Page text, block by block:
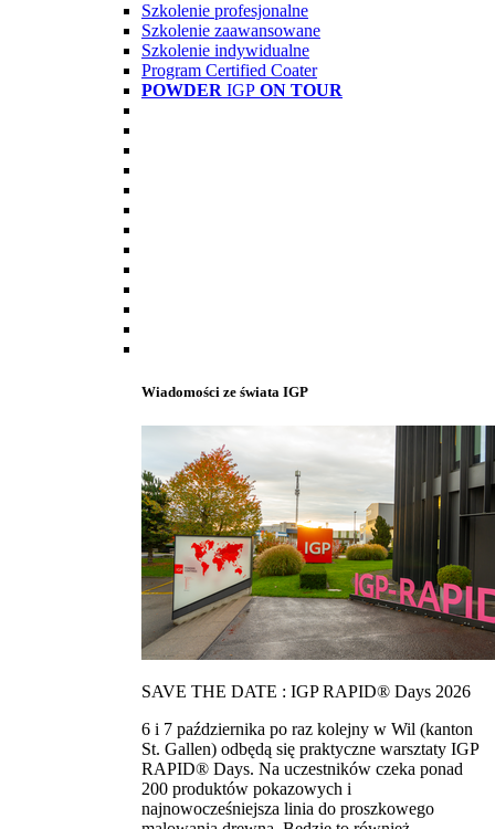
Szkolenie profesjonalne
Szkolenie zaawansowane
Szkolenie indywidualne
Program Certified Coater
POWDER IGP ON TOUR
Wiadomości ze świata IGP
SAVE THE DATE : IGP RAPID® Days 2026
6 i 7 października po raz kolejny w Wil (kanton
St. Gallen) odbędą się praktyczne warsztaty IGP
RAPID® Days. Na uczestników czeka ponad
200 produktów pokazowych i
najnowocześniejsza linia do proszkowego